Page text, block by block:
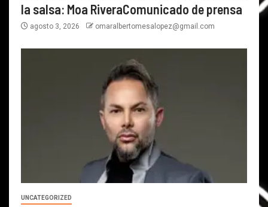
la salsa: Moa RiveraComunicado de prensa
agosto 3, 2026 omaralbertomesalopez@gmail.com
UNCATEGORIZED